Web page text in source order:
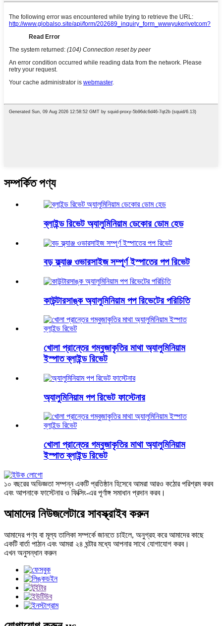
সম্পর্কিত পণ্য
ব্লাইন্ড রিভেট অ্যালুমিনিয়াম ডেকোর ডোম হেড
বড় ফ্ল্যাঞ্জ ওভারসাইজ সম্পূর্ণ ইস্পাতের পপ রিভেট
কাউন্টারসাঙ্ক অ্যালুমিনিয়াম পপ রিভেটের পরিচিতি
খোলা প্রান্তের গম্বুজাকৃতির মাথা অ্যালুমিনিয়াম
ইস্পাত ব্লাইন্ড রিভেট
অ্যালুমিনিয়াম পপ রিভেট ফাস্টেনার
খোলা প্রান্তের গম্বুজাকৃতির মাথা অ্যালুমিনিয়াম
ইস্পাত ব্লাইন্ড রিভেট
১০ বছরের অভিজ্ঞতা সম্পন্ন একটি প্রতিষ্ঠান হিসেবে আমরা আরও কঠোর পরিশ্রম করব
এবং আপনাকে ফাস্টেনার ও ফিক্সিং-এর পূর্ণাঙ্গ সমাধান প্রদান করব।
আমাদের নিউজলেটারে সাবস্ক্রাইব করুন
আমাদের পণ্য বা মূল্য তালিকা সম্পর্কে জানতে চাইলে, অনুগ্রহ করে আমাদের কাছে
একটি বার্তা পাঠান এবং আমরা ২৪ ঘন্টার মধ্যে আপনার সাথে যোগাযোগ করব।
এখন অনুসন্ধান করুন